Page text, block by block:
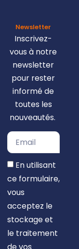
Newsletter
Inscrivez-
vous à notre
newsletter
pour rester
informé de
toutes les
nouveautés.
En utilisant
ce formulaire,
vous
acceptez le
stockage et
le traitement